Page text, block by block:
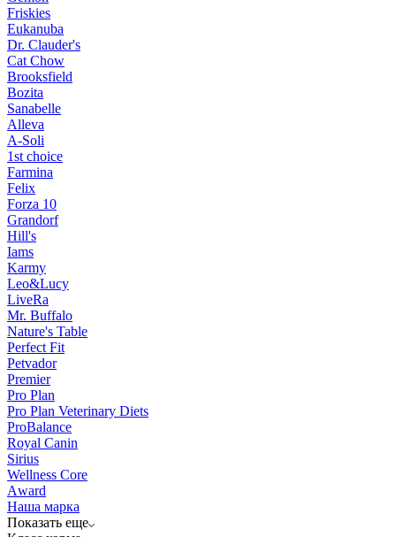
Friskies
Eukanuba
Dr. Clauder's
Cat Chow
Brooksfield
Bozita
Sanabelle
Alleva
A-Soli
1st choice
Farmina
Felix
Forza 10
Grandorf
Hill's
Iams
Karmy
Leo&Lucy
LiveRa
Mr. Buffalo
Nature's Table
Perfect Fit
Petvador
Premier
Pro Plan
Pro Plan Veterinary Diets
ProBalance
Royal Canin
Sirius
Wellness Core
Аward
Наша марка
Показать еще